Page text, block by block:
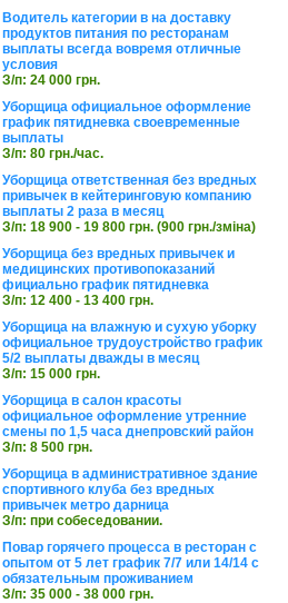
Водитель категории в на доставку
продуктов питания по ресторанам
выплаты всегда вовремя отличные
условия
З/п: 24 000 грн.
Уборщица официальное оформление
график пятидневка своевременные
выплаты
З/п: 80 грн./час.
Уборщица ответственная без вредных
привычек в кейтеринговую компанию
выплаты 2 раза в месяц
З/п: 18 900 - 19 800 грн. (900 грн./зміна)
Уборщица без вредных привычек и
медицинских противопоказаний
фициально график пятидневка
З/п: 12 400 - 13 400 грн.
Уборщица на влажную и сухую уборку
официальное трудоустройство график
5/2 выплаты дважды в месяц
З/п: 15 000 грн.
Уборщица в салон красоты
официальное оформление утренние
смены по 1,5 часа днепровский район
З/п: 8 500 грн.
Уборщица в административное здание
спортивного клуба без вредных
привычек метро дарница
З/п: при собеседовании.
Повар горячего процесса в ресторан с
опытом от 5 лет график 7/7 или 14/14 с
обязательным проживанием
З/п: 35 000 - 38 000 грн.